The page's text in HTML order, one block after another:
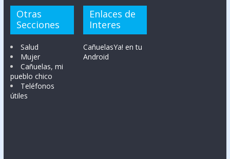
Otras
Secciones
Salud
Mujer
Cañuelas, mi
pueblo chico
Teléfonos
útiles
Enlaces de
Interes
CañuelasYa! en tu
Android